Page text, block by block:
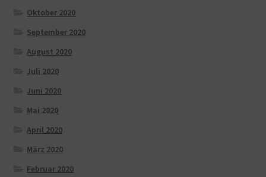
Oktober 2020
September 2020
August 2020
Juli 2020
Juni 2020
Mai 2020
April 2020
März 2020
Februar 2020